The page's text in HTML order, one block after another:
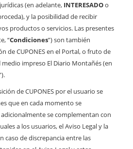
(en adelante, INTERESADOo
y la posibilidad de recibir
productos o servicios. Las presentes
“Condiciones”) son también
de CUPONES en el Portal, o fruto de
impreso El Diario Montañés (en
de CUPONES por el usuario se
que en cada momento se
se complementan con
a los usuarios, el Aviso Legal y la
caso de discrepancia entre las